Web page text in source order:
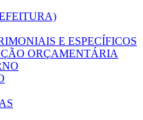
E ESPECÍFICOS
ORÇAMENTÁRIA